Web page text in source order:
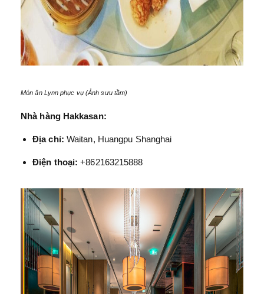
Món ăn Lynn phục vụ (Ảnh sưu tầm)
Nhà hàng Hakkasan:
Địa chỉ: Waitan, Huangpu Shanghai
Điện thoại: +862163215888